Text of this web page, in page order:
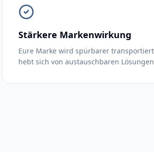
Stärkere Markenwirkung
Eure Marke wird spürbarer
hebt sich von austauschbaren